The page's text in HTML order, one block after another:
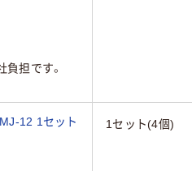
担です。
12 1セット
1セット(4個)